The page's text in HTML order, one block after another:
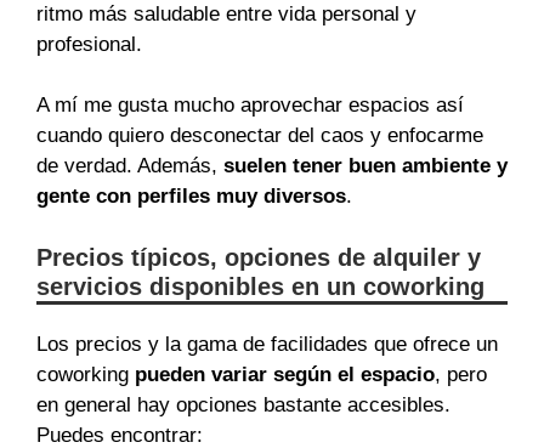
ritmo más saludable entre vida personal y
profesional.
A mí me gusta mucho aprovechar espacios así
cuando quiero desconectar del caos y enfocarme
de verdad. Además, suelen tener buen ambiente y
gente con perfiles muy diversos.
Precios típicos, opciones de alquiler y
servicios disponibles en un coworking
Los precios y la gama de facilidades que ofrece un
coworking pueden variar según el espacio, pero
en general hay opciones bastante accesibles.
Puedes encontrar: